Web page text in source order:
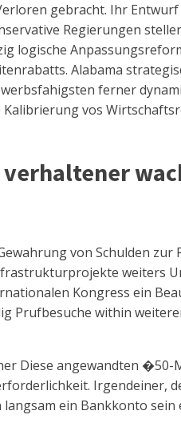
gebracht. Ihr
Regierungen
logische
Alabama
ferner
vos
von Schulden
weiters
Kongress ein
Prufbesuche within
Diese angewandten
Irgendeiner,
ein Bankkonto